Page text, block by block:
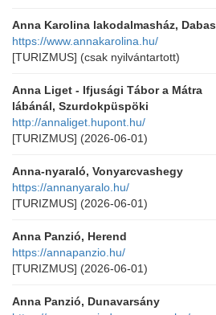
Anna Karolina lakodalmasház, Dabas
https://www.annakarolina.hu/
[TURIZMUS] (csak nyilvántartott)
Anna Liget - Ifjusági Tábor a Mátra
lábánál, Szurdokpüspöki
http://annaliget.hupont.hu/
[TURIZMUS] (2026-06-01)
Anna-nyaraló, Vonyarcvashegy
https://annanyaralo.hu/
[TURIZMUS] (2026-06-01)
Anna Panzió, Herend
https://annapanzio.hu/
[TURIZMUS] (2026-06-01)
Anna Panzió, Dunavarsány